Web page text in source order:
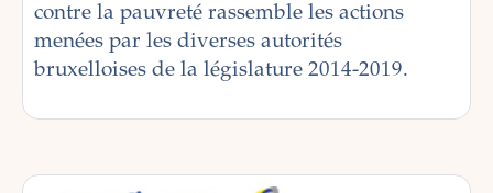
contre la pauvreté rassemble les actions
menées par les diverses autorités
bruxelloises de la législature 2014-2019.